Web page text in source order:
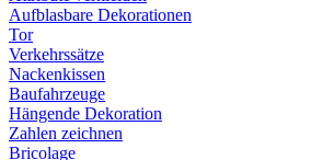
Aufblasbare Dekorationen
Tor
Verkehrssätze
Nackenkissen
Baufahrzeuge
Hängende Dekoration
Zahlen zeichnen
Bricolage